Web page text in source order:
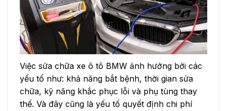
Việc sửa chữa xe ô tô BMW ảnh hưởng bởi các
yếu tố như: khả năng bắt bệnh, thời gian sửa
chữa, kỹ năng khắc phục lỗi và phụ tùng thay
thế. Và đây cũng là yếu tố quyết định chi phí